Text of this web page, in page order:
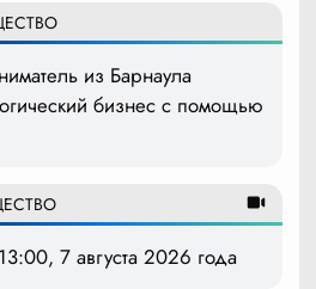
из Барнаула
бизнес с помощью
7 августа 2026 года